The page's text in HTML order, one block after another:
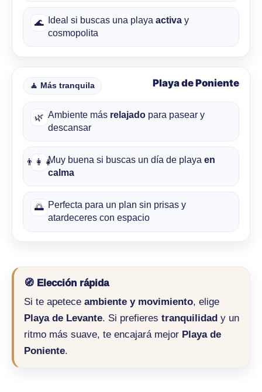
🌊 Ideal si buscas una playa activay
cosmopolita
🧘 Más tranquila Playa de Poniente
🌿 Ambiente más relajadopara pasear y
descansar
👨‍👩‍👧Muy buena si buscas un día de playa en
calma
🌅 Perfecta para un plan sin prisas y
atardeceres con espacio
🧭 Elección rápida
Si te apetece ambiente y movimiento, elige
Playa de Levante. Si prefieres tranquilidady un
ritmo más suave, te encajará mejor Playa de
Poniente.